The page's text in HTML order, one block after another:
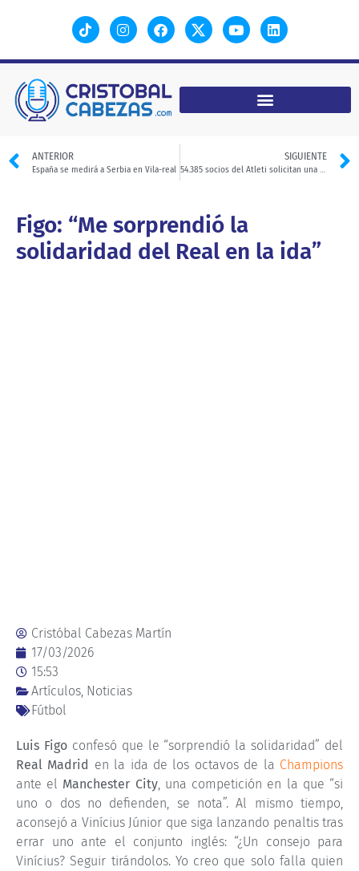
ANTERIOR
España se medirá a Serbia en Vila-real
SIGUIENTE
54.385 socios del Atleti solicitan una entrada para la final de la Copa del Rey
Figo: “Me sorprendió la
solidaridad del Real en la ida”
Cristóbal Cabezas Martín
17/03/2026
15:53
Artículos Noticias
Fútbol
Luis Figoconfesó que le “sorprendió la solidaridad” del
Real Madrid en la ida de los octavos de la Champions
ante el Manchester City, una competición en la que “si
uno o dos no defienden, se nota”. Al mismo tiempo,
aconsejó a Vinícius Júnior que siga lanzando penaltis tras
errar uno ante el conjunto inglés: “¿Un consejo para
Vinícius? Seguir tirándolos. Yo creo que solo falla quien